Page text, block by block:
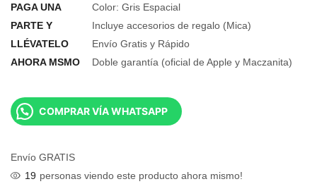
PAGA UNA
PARTE Y
LLÉVATELO
AHORA MSMO
Color: Gris Espacial
Incluye accesorios de regalo (Mica)
Envío Gratis y Rápido
Doble garantía (oficial de Apple y Maczanita)
COMPRAR VÍA WHATSAPP
Envío GRATIS
19 personas viendo este producto ahora mismo!